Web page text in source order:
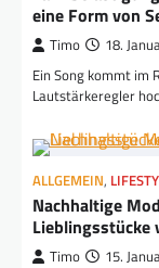
eine Form von
Timo 18.
Ein Song kommt im
Lautstärkeregler
ALLGEMEIN,
Nachhaltige
Lieblingsstücke
Timo 15.